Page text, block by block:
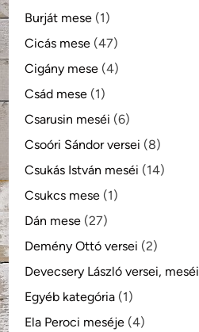
Burját mese (1)
Cicás mese (47)
Cigány mese (4)
Csád mese (1)
Csarusin meséi (6)
Csoóri Sándor versei (8)
Csukás István meséi (14)
Csukcs mese (1)
Dán mese (27)
Demény Ottó versei (2)
Devecsery László versei, meséi
Egyéb kategória (1)
Ela Peroci meséje (4)